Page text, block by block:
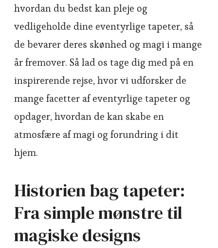
hvordan du bedst kan pleje og
vedligeholde dine eventyrlige tapeter, så
de bevarer deres skønhed og magi i mange
år fremover. Så lad os tage dig med på en
inspirerende rejse, hvor vi udforsker de
mange facetter af eventyrlige tapeter og
opdager, hvordan de kan skabe en
atmosfære af magi og forundring i dit
hjem.
Historien bag tapeter:
Fra simple mønstre til
magiske designs